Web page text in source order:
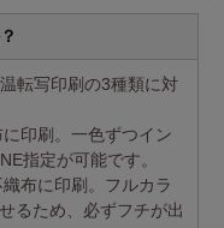
転写印刷の3種類に対
に印刷。一色ずつイン
指定が可能です。
織布に印刷。フルカラ
るため、必ずフチが出